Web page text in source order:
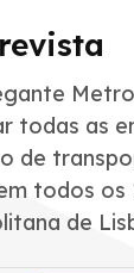
todas as
de
todos os
de